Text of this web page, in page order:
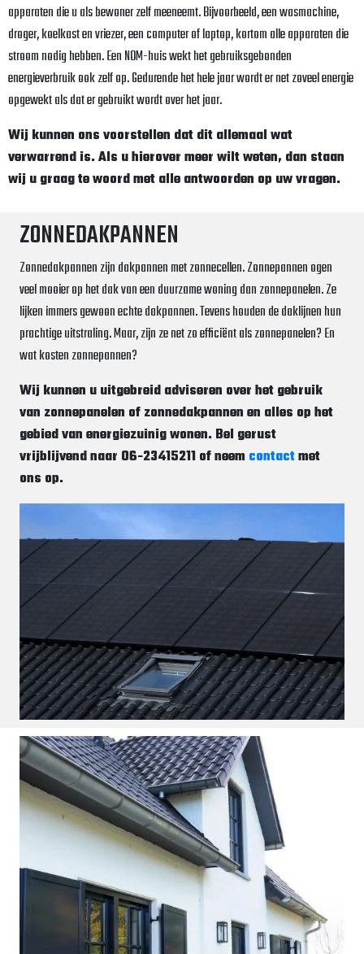
apparaten die u als bewoner zelf meeneemt. Bijvoorbeeld, een wasmachine,
droger, koelkast en vriezer, een computer of laptop, kortom alle apparaten die
stroom nodig hebben. Een NOM-huis wekt het gebruiksgebonden
energieverbruik ook zelf op. Gedurende het hele jaar wordt er net zoveel energie
opgewekt als dat er gebruikt wordt over het jaar.
Wij kunnen ons voorstellen dat dit allemaal wat
verwarrend is. Als u hierover meer wilt weten, dan staan
wij u graag te woord met alle antwoorden op uw vragen.
ZONNEDAKPANNEN
Zonnedakpannen zijn dakpannen met zonnecellen. Zonnepannen ogen
veel mooier op het dak van een duurzame woning dan zonnepanelen. Ze
lijken immers gewoon echte dakpannen. Tevens houden de daklijnen hun
prachtige uitstraling. Maar, zijn ze net zo efficiënt als zonnepanelen? En
wat kosten zonnepannen?
Wij kunnen u uitgebreid adviseren over het gebruik
van zonnepanelen of zonnedakpannen en alles op het
gebied van energiezuinig wonen. Bel gerust
vrijblijvend naar 06-23415211 of neem contactmet
ons op.